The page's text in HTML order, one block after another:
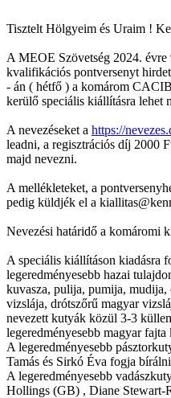
Tisztelt Hölgyeim és Uraim !
A MEOE Szövetség 2024. évre
kvalifikációs pontversenyt
- án ( hétfő ) a komárom
kerülő speciális kiállításra lehet
A nevezéseket a https://
leadni, a regisztrációs díj 2000
majd nevezni.
A mellékleteket, a
pedig küldjék el a
Nevezési határidő a komáromi
A speciális kiállításon kiadásra
legeredményesebb hazai
kuvasza, pulija, pumija,
vizslája, drótszőrű magyar
nevezett kutyák közül 3-3
legeredményesebb magyar fajta
A legeredményesebb
Tamás és Sirkó Éva fogja
A legeredményesebb
Hollings (GB) , Diane Stewart-